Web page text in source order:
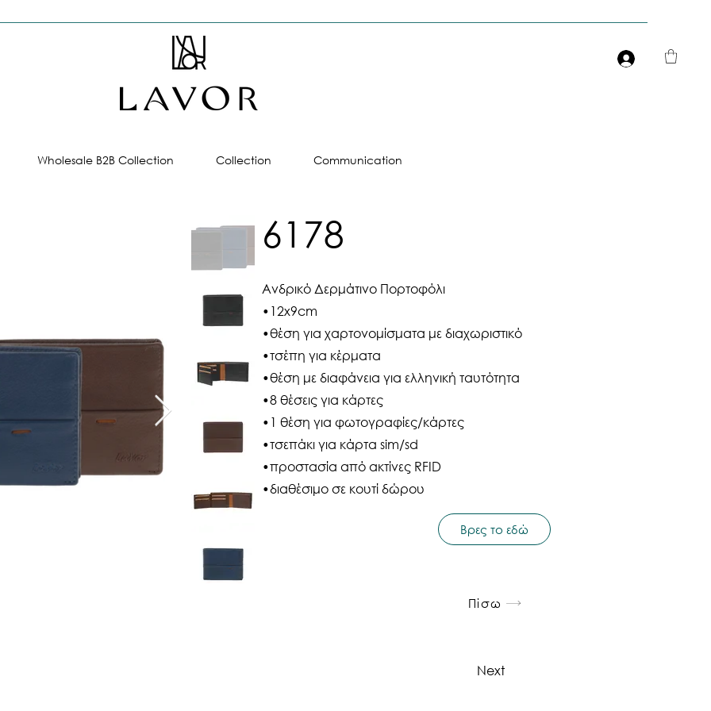
Είσοδος
Wholesale B2B Collection Collection Communication
6178
Ανδρικό Δερμάτινο Πορτοφόλι
•12x9cm
•θέση για χαρτονομίσματα με διαχωριστικό
•τσέπη για κέρματα
•θέση με διαφάνεια για ελληνική ταυτότητα
•8 θέσεις για κάρτες
•1 θέση για φωτογραφίες/κάρτες
•τσεπάκι για κάρτα sim/sd
•προστασία από ακτίνες RFID
•διαθέσιμο σε κουτί δώρου
Βρες το εδώ
Πίσω
Next